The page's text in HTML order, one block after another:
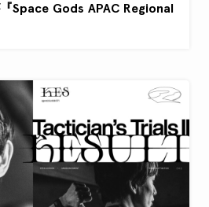
Space Gods APAC Regional